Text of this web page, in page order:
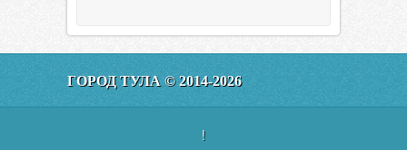
00:20:11
Эфир от 11.01.2016 (19.35) Тула
160 0 0
Видео города
ГОРОД ТУЛА © 2014-2026
!